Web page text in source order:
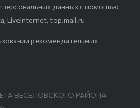
персональных данных с помощью
LiveInternet, top.mail.ru
рекомендательных
ВЕСЕЛОВСКОГО РАЙОНА